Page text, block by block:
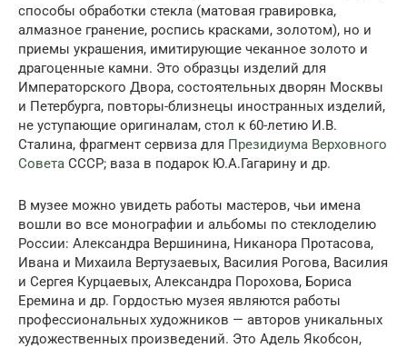
способы обработки стекла (матовая гравировка,
алмазное гранение, роспись красками, золотом), но и
приемы украшения, имитирующие чеканное золото и
драгоценные камни. Это образцы изделий для
Императорского Двора, состоятельных дворян Москвы
и Петербурга, повторы-близнецы иностранных изделий,
не уступающие оригиналам, стол к 60-летию И.В.
Сталина, фрагмент сервиза для Президиума Верховного
Совета СССР; ваза в подарок Ю.А.Гагарину и др.
В музее можно увидеть работы мастеров, чьи имена
вошли во все монографии и альбомы по стеклоделию
России: Александра Вершинина, Никанора Протасова,
Ивана и Михаила Вертузаевых, Василия Рогова, Василия
и Сергея Курцаевых, Александра Порохова, Бориса
Еремина и др. Гордостью музея являются работы
профессиональных художников — авторов уникальных
художественных произведений. Это Адель Якобсон,